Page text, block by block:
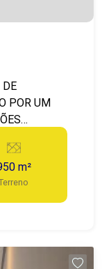
DE
POR UM
DOS
m²